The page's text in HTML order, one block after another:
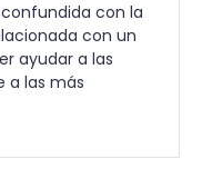
con la
con un
ayudar a las
a las más